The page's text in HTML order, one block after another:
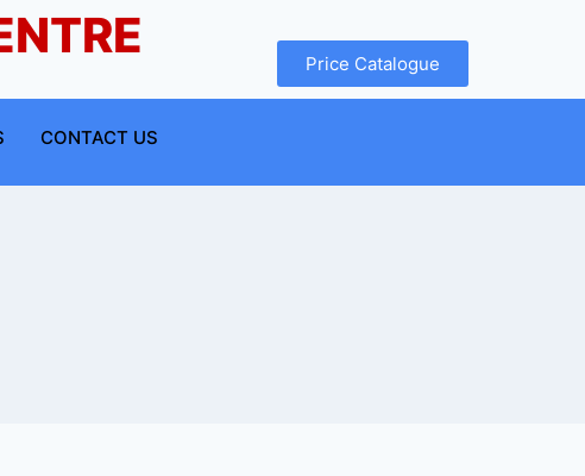
Price Catalogue
CONTACT US